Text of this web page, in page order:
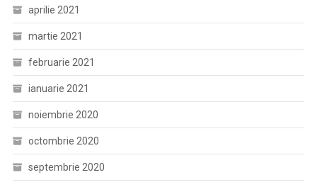
aprilie 2021
martie 2021
februarie 2021
ianuarie 2021
noiembrie 2020
octombrie 2020
septembrie 2020